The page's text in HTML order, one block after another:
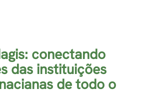
conectando
das instituições
de todo o